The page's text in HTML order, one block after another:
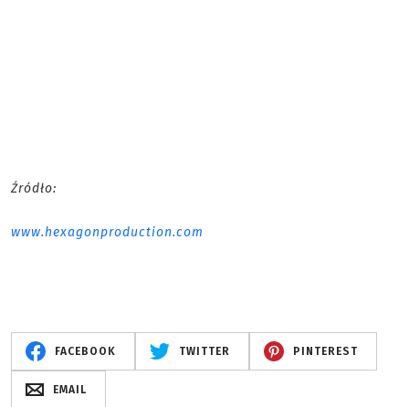
Źródło:
www.hexagonproduction.com
FACEBOOK TWITTER PINTEREST
EMAIL